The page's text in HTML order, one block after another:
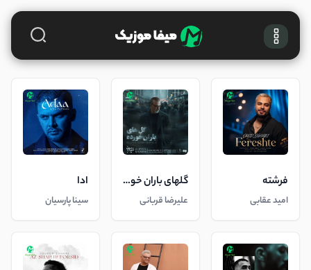
فرشته
امید عقابی
گلهای باران خورده
علیرضا قربانی
ادا
سینا پارسیان